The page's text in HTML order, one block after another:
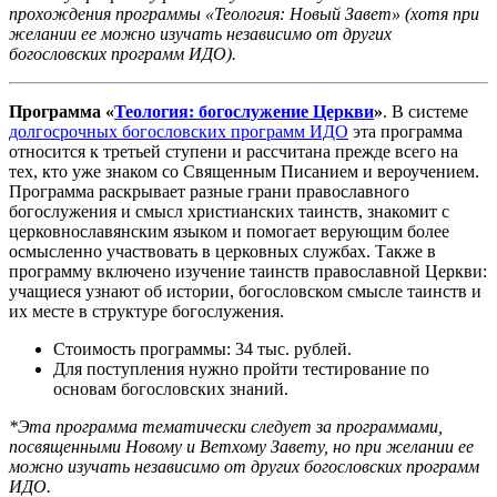
прохождения программы «Теология: Новый Завет» (хотя при
желании ее можно изучать независимо от других
богословских программ ИДО).
Программа «Теология: богослужение Церкви». В системе
долгосрочных богословских программ ИДО эта программа
относится к третьей ступени и рассчитана прежде всего на
тех, кто уже знаком со Священным Писанием и вероучением.
Программа раскрывает разные грани православного
богослужения и смысл христианских таинств, знакомит с
церковнославянским языком и помогает верующим более
осмысленно участвовать в церковных службах. Также в
программу включено изучение таинств православной Церкви:
учащиеся узнают об истории, богословском смысле таинств и
их месте в структуре богослужения.
Стоимость программы: 34 тыс. рублей.
Для поступления нужно пройти тестирование по
основам богословских знаний.
*Эта программа тематически следует за программами,
посвященными Новому и Ветхому Завету, но при желании ее
можно изучать независимо от других богословских программ
ИДО.